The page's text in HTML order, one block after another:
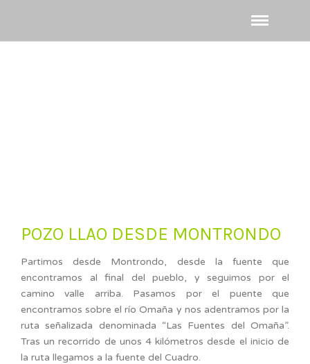
POZO LLAO DESDE MONTRONDO
Partimos desde Montrondo, desde la fuente que
encontramos al final del pueblo, y seguimos por el
camino valle arriba. Pasamos por el puente que
encontramos sobre el río Omaña y nos adentramos por la
ruta señalizada denominada “Las Fuentes del Omaña”.
Tras un recorrido de unos 4 kilómetros desde el inicio de
la ruta llegamos a la fuente del Cuadro.